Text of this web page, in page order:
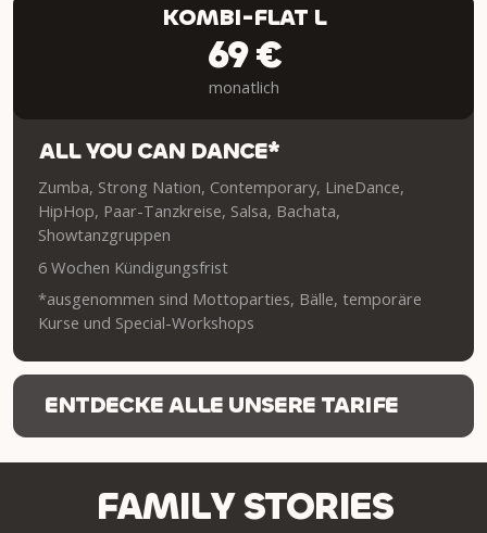
KOMBI-FLAT L
69 €
monatlich
ALL YOU CAN DANCE*
Zumba, Strong Nation, Contemporary, LineDance,
HipHop, Paar-Tanzkreise, Salsa, Bachata,
Showtanzgruppen
6 Wochen Kündigungsfrist
*ausgenommen sind Mottoparties, Bälle, temporäre
Kurse und Special-Workshops
ENTDECKE ALLE UNSERE TARIFE
FAMILY STORIES